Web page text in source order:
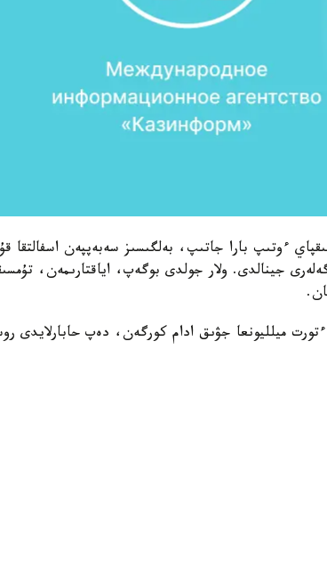
ءوتىپ بارا جاتىپ، بەلگىسىز سەبەپپەن اسفالتقا
جينالدى. ولار جولدى بوگەپ، اياقتارىمەن،